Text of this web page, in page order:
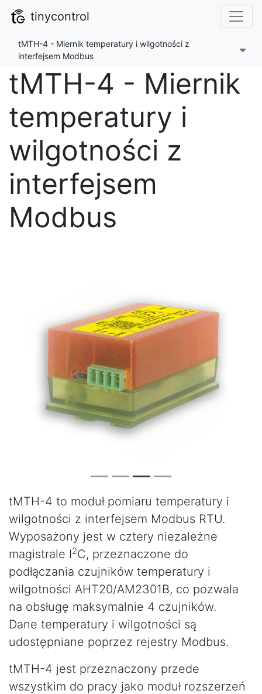
tinycontrol
tMTH-4 - Miernik temperatury i wilgotności z
interfejsem Modbus
tMTH-4 - Miernik
temperatury i
wilgotności z
interfejsem
Modbus
tMTH-4 to moduł pomiaru temperatury i
wilgotności z interfejsem Modbus RTU.
Wyposażony jest w cztery niezależne
magistrale I2C, przeznaczone do
podłączania czujników temperatury i
wilgotności AHT20/AM2301B, co pozwala
na obsługę maksymalnie 4 czujników.
Dane temperatury i wilgotności są
udostępniane poprzez rejestry Modbus.
tMTH-4 jest przeznaczony przede
wszystkim do pracy jako moduł rozszerzeń